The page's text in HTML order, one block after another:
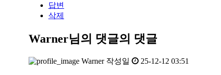
답변
삭제
Warner님의 댓글의 댓글
Warner 작성일 25-12-12 03:51